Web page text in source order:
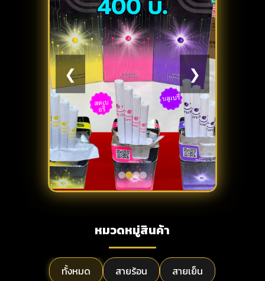
❮ ❯
หมวดหมู่สินค้า
ทั้งหมด สายร้อน
สายเย็น